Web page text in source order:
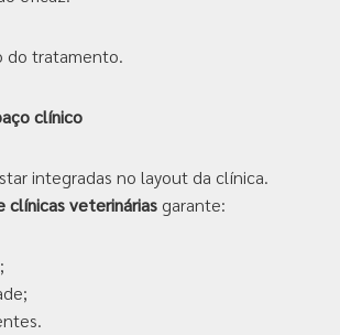
do tratamento.
clínico
integradas no layout da clínica.
clínicas veterinárias garante: